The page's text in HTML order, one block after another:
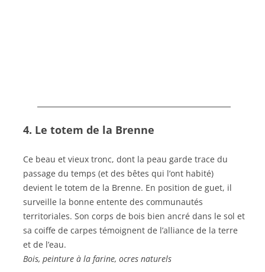
4. Le totem de la Brenne
Ce beau et vieux tronc, dont la peau garde trace du
passage du temps (et des bêtes qui l’ont habité)
devient le totem de la Brenne. En position de guet, il
surveille la bonne entente des communautés
territoriales. Son corps de bois bien ancré dans le sol et
sa coiffe de carpes témoignent de l’alliance de la terre
et de l’eau.
Bois, peinture à la farine, ocres naturels